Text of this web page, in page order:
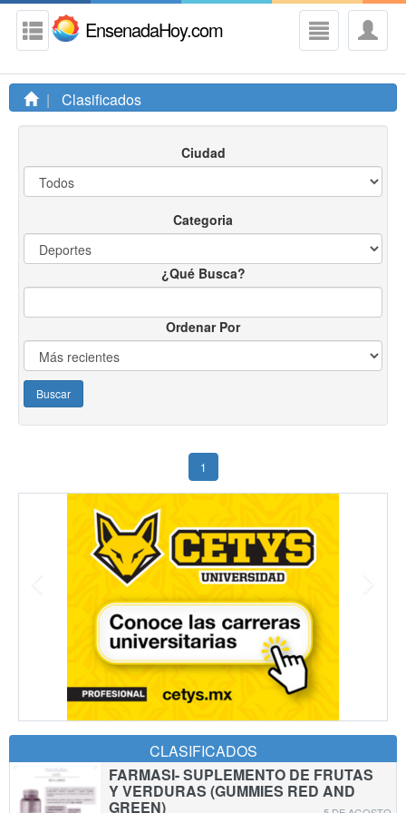
EnsenadaHoy.com
Clasificados
Ciudad
Categoria
¿Qué Busca?
Ordenar Por
1
CLASIFICADOS
FARMASI- SUPLEMENTO DE FRUTAS
Y VERDURAS (GUMMIES RED AND
GREEN)